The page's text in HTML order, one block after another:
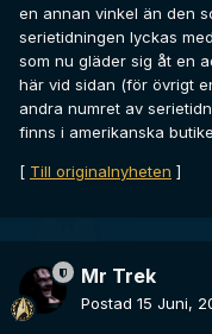
en annan vinkel än den
serietidningen lyckas
som nu gläder sig åt en
här vid sidan (för övrigt
andra numret av
finns i amerikanska
[ Till originalnyheten ]
Mr Trek
Postad 15 Juni,